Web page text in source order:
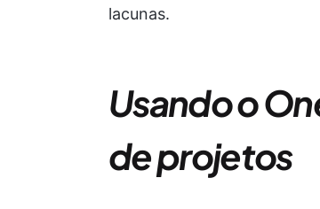
lacunas.
Usando o
de projetos